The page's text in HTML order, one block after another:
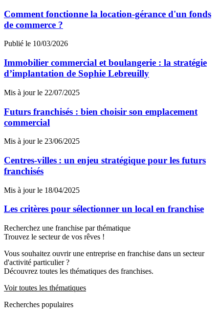
Comment fonctionne la location-gérance d'un fonds
de commerce ?
Publié le 10/03/2026
Immobilier commercial et boulangerie : la stratégie
d’implantation de Sophie Lebreuilly
Mis à jour le 22/07/2025
Futurs franchisés : bien choisir son emplacement
commercial
Mis à jour le 23/06/2025
Centres-villes : un enjeu stratégique pour les futurs
franchisés
Mis à jour le 18/04/2025
Les critères pour sélectionner un local en franchise
Recherchez une franchise par thématique
Trouvez le secteur de vos rêves !
Vous souhaitez ouvrir une entreprise en franchise dans un secteur
d'activité particulier ?
Découvrez toutes les thématiques des franchises.
Voir toutes les thématiques
Recherches populaires